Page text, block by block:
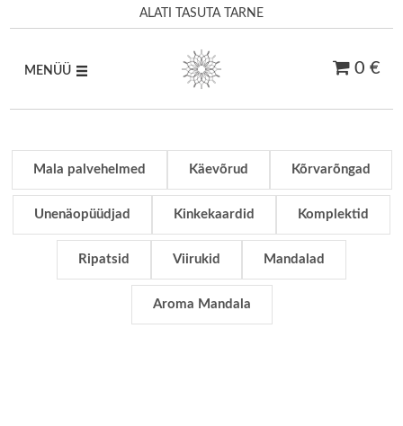
ALATI TASUTA TARNE
MENÜÜ 0 €
Mala palvehelmed Käevõrud Kõrvarõngad
Unenäopüüdjad Kinkekaardid Komplektid
Ripatsid Viirukid Mandalad
Aroma Mandala